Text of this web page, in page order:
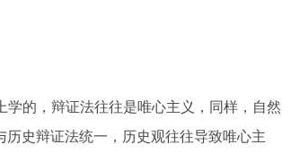
的，辩证法往往是唯心主义，同样，自然
史辩证法统一，历史观往往导致唯心主